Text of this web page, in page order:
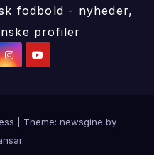
fodbold - nyheder,
profiler
Theme: newsgine by
.